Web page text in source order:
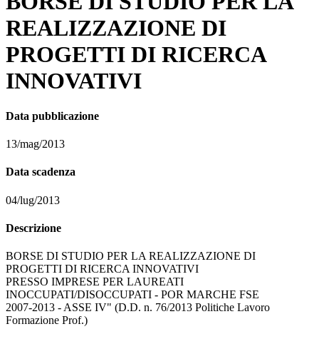
REALIZZAZIONE DI
PROGETTI DI RICERCA
INNOVATIVI
Data pubblicazione
13/mag/2013
Data scadenza
04/lug/2013
Descrizione
BORSE DI STUDIO PER LA REALIZZAZIONE DI
PROGETTI DI RICERCA INNOVATIVI
PRESSO IMPRESE PER LAUREATI
INOCCUPATI/DISOCCUPATI - POR MARCHE FSE
2007-2013 - ASSE IV" (D.D. n. 76/2013 Politiche Lavoro
Formazione Prof.)